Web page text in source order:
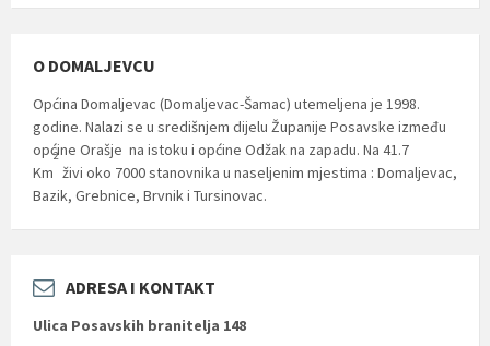
O DOMALJEVCU
Općina Domaljevac (Domaljevac-Šamac) utemeljena je 1998.
godine. Nalazi se u središnjem dijelu Županije Posavske između
općine Orašje na istoku i općine Odžak na zapadu. Na 41.7
Km
2
živi oko 7000 stanovnika u naseljenim mjestima : Domaljevac,
Bazik, Grebnice, Brvnik i Tursinovac.
ADRESA I KONTAKT
Ulica Posavskih branitelja 148